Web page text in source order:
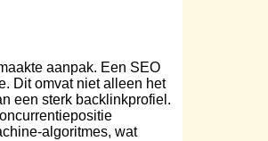
aanpak. Een SEO
Dit omvat niet alleen het
een sterk backlinkprofiel.
algoritmes, wat